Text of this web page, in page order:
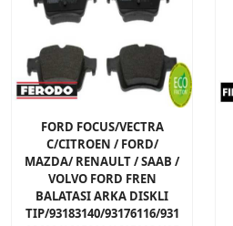
FORD FOCUS/VECTRA
C/CITROEN / FORD/
MAZDA/ RENAULT / SAAB /
VOLVO FORD FREN
BALATASI ARKA DISKLI
TIP/93183140/93176116/931